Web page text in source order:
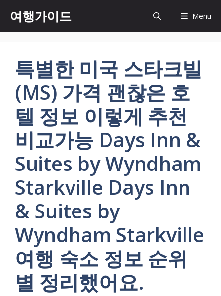
츠
여행가이드 Menu
특별한 미국 스타크빌
(MS) 가격 괜찮은 호
텔 정보 이렇게 추천
비교가능 Days Inn &
Suites by Wyndham
Starkville Days Inn
& Suites by
Wyndham Starkville
여행 숙소 정보 순위
별 정리했어요.